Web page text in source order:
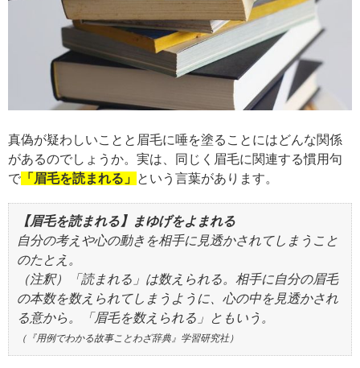
真偽が疑わしいことと眉毛に唾を塗ることにはどんな関係
があるのでしょうか。実は、同じく眉毛に関連する慣用句
で 「眉毛を読まれる」 という言葉があります。
【眉毛を読まれる】まゆげをよまれる
自分の考えや心の動きを相手に見透かされてしまうこと
のたとえ。
（注釈）「読まれる」は数えられる。相手に自分の眉毛
の本数を数えられてしまうように、心の中を見透かされ
る意から。「眉毛を数えられる」ともいう。
（『用例でわかる故事ことわざ辞典』学習研究社）